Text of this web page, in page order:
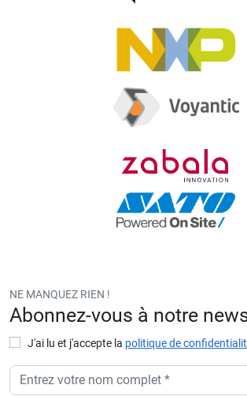
NE MANQUEZ RIEN !
Abonnez-vous à notre
J'ai lu et j'accepte la politique de